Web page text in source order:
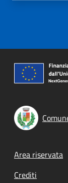
Footer
Area riservata
Crediti